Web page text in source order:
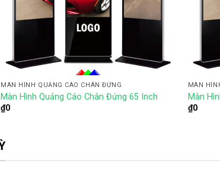
MÀN HÌNH QUẢNG CÁO CHÂN ĐỨNG
Màn Hình Quảng Cáo Chân Đứng 65 Inch
₫0
MÀN
Màn
₫0